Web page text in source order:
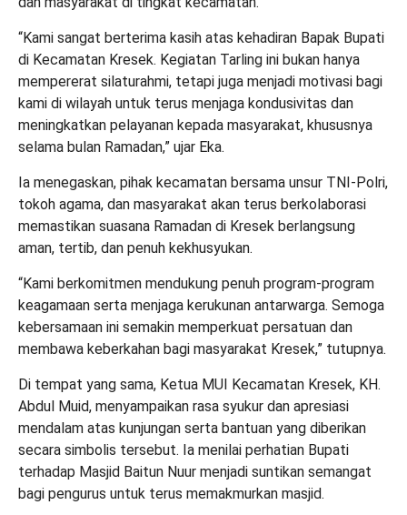
“Kami sangat berterima kasih atas kehadiran Bapak Bupati
di Kecamatan Kresek. Kegiatan Tarling ini bukan hanya
mempererat silaturahmi, tetapi juga menjadi motivasi bagi
kami di wilayah untuk terus menjaga kondusivitas dan
meningkatkan pelayanan kepada masyarakat, khususnya
selama bulan Ramadan,” ujar Eka.
Ia menegaskan, pihak kecamatan bersama unsur TNI-Polri,
tokoh agama, dan masyarakat akan terus berkolaborasi
memastikan suasana Ramadan di Kresek berlangsung
aman, tertib, dan penuh kekhusyukan.
“Kami berkomitmen mendukung penuh program-program
keagamaan serta menjaga kerukunan antarwarga. Semoga
kebersamaan ini semakin memperkuat persatuan dan
membawa keberkahan bagi masyarakat Kresek,” tutupnya.
Di tempat yang sama, Ketua MUI Kecamatan Kresek, KH.
Abdul Muid, menyampaikan rasa syukur dan apresiasi
mendalam atas kunjungan serta bantuan yang diberikan
secara simbolis tersebut. Ia menilai perhatian Bupati
terhadap Masjid Baitun Nuur menjadi suntikan semangat
bagi pengurus untuk terus memakmurkan masjid.